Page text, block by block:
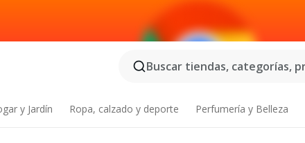
Buscar tiendas, categorías,
y Jardín Ropa, calzado y deporte Perfumería y Belleza